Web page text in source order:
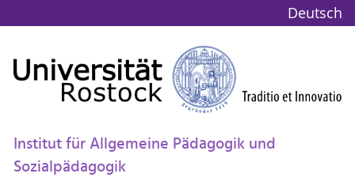
Deutsch
Institut für Allgemeine Pädagogik und
Sozialpädagogik